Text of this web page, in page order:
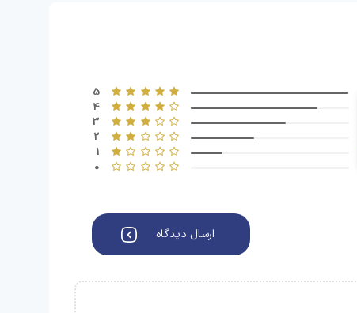
5
4
3
2
1
0
ارسال دیدگاه